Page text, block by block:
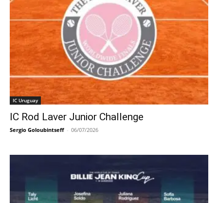
IC Uruguay
IC Rod Laver Junior Challenge
Sergio Goloubintseff - 06/07/2026